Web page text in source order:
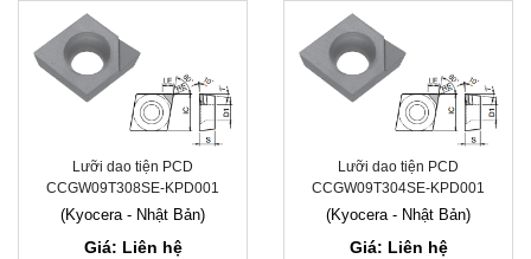
Lưỡi dao tiện PCD
CCGW09T308SE-KPD001
(Kyocera - Nhật Bản)
Giá: Liên hệ
Lưỡi dao tiện PCD
CCGW09T304SE-KPD001
(Kyocera - Nhật Bản)
Giá: Liên hệ